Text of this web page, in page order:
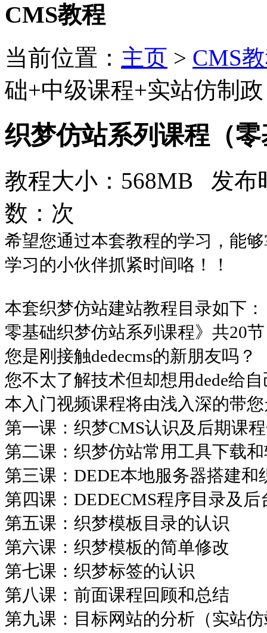
CMS教程
当前位置： 主页 > CMS
础+中级课程+实站仿制政
织梦仿站系列课程（
教程大小：568MB 发
数： 次
希望您通过本套教程的学习，能
学习的小伙伴抓紧时间咯！！
本套织梦仿站建站教程目录如下：
零基础织梦仿站系列课程》共20
您是刚接触dedecms的新朋友吗？
您不太了解技术但却想用dede给
本入门视频课程将由浅入深的带
第一课：织梦CMS认识及后期课
第二课：织梦仿站常用工具下载
第三课：DEDE本地服务器搭建和
第四课：DEDECMS程序目录及
第五课：织梦模板目录的认识
第六课：织梦模板的简单修改
第七课：织梦标签的认识
第八课：前面课程回顾和总结
第九课：目标网站的分析（实站